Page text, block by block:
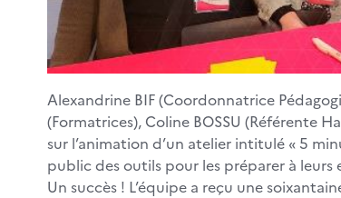
Alexandrine BIF (Coordonnatrice
(Formatrices), Coline BOSSU (Référente
sur l’animation d’un atelier intitulé « 5
public des outils pour les préparer à leurs
Un succès ! L’équipe a reçu une